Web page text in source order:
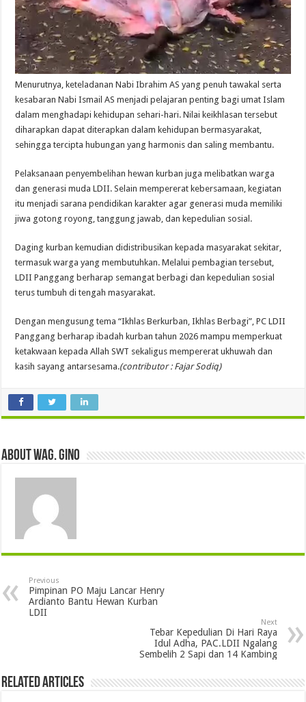
Menurutnya, keteladanan Nabi Ibrahim AS yang penuh tawakal serta
kesabaran Nabi Ismail AS menjadi pelajaran penting bagi umat Islam
dalam menghadapi kehidupan sehari-hari. Nilai keikhlasan tersebut
diharapkan dapat diterapkan dalam kehidupan bermasyarakat,
sehingga tercipta hubungan yang harmonis dan saling membantu.
Pelaksanaan penyembelihan hewan kurban juga melibatkan warga
dan generasi muda LDII. Selain mempererat kebersamaan, kegiatan
itu menjadi sarana pendidikan karakter agar generasi muda memiliki
jiwa gotong royong, tanggung jawab, dan kepedulian sosial.
Daging kurban kemudian didistribusikan kepada masyarakat sekitar,
termasuk warga yang membutuhkan. Melalui pembagian tersebut,
LDII Panggang berharap semangat berbagi dan kepedulian sosial
terus tumbuh di tengah masyarakat.
Dengan mengusung tema “Ikhlas Berkurban, Ikhlas Berbagi”, PC LDII
Panggang berharap ibadah kurban tahun 2026 mampu memperkuat
ketakwaan kepada Allah SWT sekaligus mempererat ukhuwah dan
kasih sayang antarsesama.(contributor : Fajar Sodiq)
About wag. gino
Previous
Pimpinan PO Maju Lancar Henry
Ardianto Bantu Hewan Kurban
LDII
Next
Tebar Kepedulian Di Hari Raya
Idul Adha, PAC.LDII Ngalang
Sembelih 2 Sapi dan 14 Kambing
Related Articles